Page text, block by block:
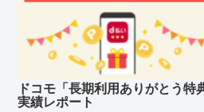
ドコモ「長期利用ありがとう
実績レポート